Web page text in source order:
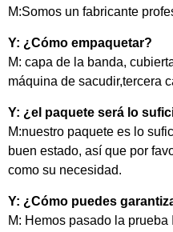
M:Somos un fabricante
Y: ¿Cómo empaquetar?
M: capa de la banda,
máquina de sacudir,tercera
Y: ¿el paquete será lo
M:nuestro paquete es lo
buen estado, así que por
como su necesidad.
Y: ¿Cómo puedes
M: Hemos pasado la